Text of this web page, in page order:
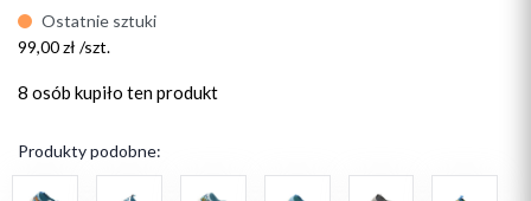
Ostatnie sztuki
99,00 zł /szt.
8 osób kupiło ten produkt
Produkty podobne: